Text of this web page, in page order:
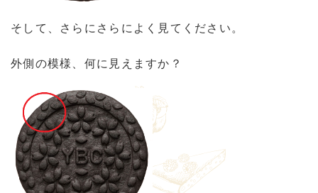
そして、さらにさらによく見てください。
外側の模様、何に見えますか？